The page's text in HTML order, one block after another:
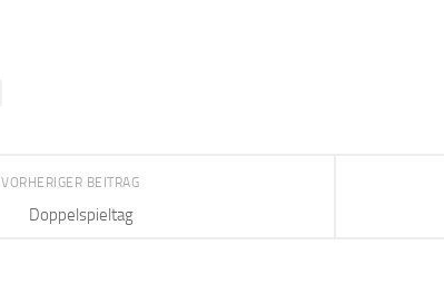
VORHERIGER BEITRAG
Doppelspieltag